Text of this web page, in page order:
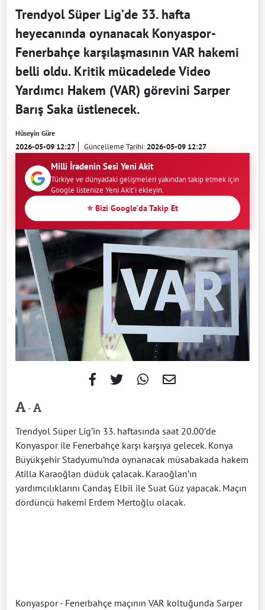
Trendyol Süper Lig’de 33. hafta
heyecanında oynanacak Konyaspor-
Fenerbahçe karşılaşmasının VAR hakemi
belli oldu. Kritik mücadelede Video
Yardımcı Hakem (VAR) görevini Sarper
Barış Saka üstlenecek.
Hüseyin Güre
2026-05-09 12:27 Güncelleme Tarihi:2026-05-09 12:27
Milli İradenin Sesi Yeni Akit
Türkiye ve dünyadaki gelişmeleri yakından takip etmek için
Google listenize Yeni Akit'i ekleyin.
⭐ Bizi Google'da Takip Et
-
Trendyol Süper Lig’in 33. haftasında saat 20.00’de
Konyaspor ile Fenerbahçe karşı karşıya gelecek. Konya
Büyükşehir Stadyumu’nda oynanacak müsabakada hakem
Atilla Karaoğlan düdük çalacak. Karaoğlan’ın
yardımcılıklarını Candaş Elbil ile Suat Güz yapacak. Maçın
dördüncü hakemi Erdem Mertoğlu olacak.
Konyaspor - Fenerbahçe maçının VAR koltuğunda Sarper